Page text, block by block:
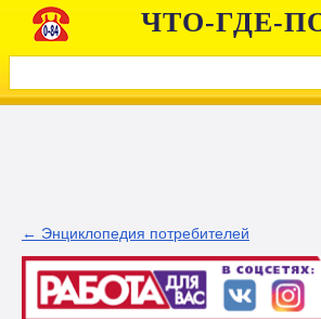
ЧТО-ГДЕ-
← Энциклопедия потребителей